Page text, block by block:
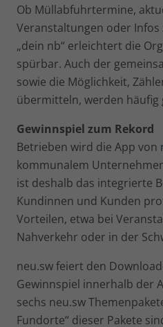
Ob Müllabfuhrtermine,
Veranstaltungen oder Infos
„dein nb“ erleichtert die
spürbar. Auch der
sowie die Möglichkeit,
übermitteln, werden häufig
Gewinnspiel zum Rekord
Betrieben wird die App von
kommunalem
ist deshalb das integrierte
Kundinnen und Kunden
Vorteilen, etwa bei
Nahverkehr oder in der
neu.sw feiert den
Gewinnspiel innerhalb der
sechs neu.sw
Fundorte“ dieser Pakete